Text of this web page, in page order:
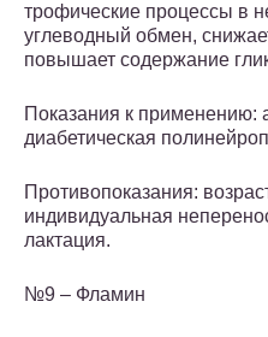
трофические процессы в
углеводный обмен,
повышает содержание
Показания к применению:
диабетическая
Противопоказания:
индивидуальная
лактация.
№9 – Фламин